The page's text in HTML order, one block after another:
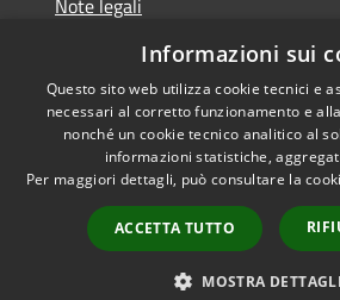
Dichiarazione di accessibilità
Accessibilità
Informazioni sui
Questo sito web utilizza cookie tecnici e
necessari al corretto funzionamento e
nonché un cookie tecnico analitico al
informazioni statistiche,
Per maggiori dettagli, può consultare la
ACCETTA TUTTO
MOSTRA DETTAGLI